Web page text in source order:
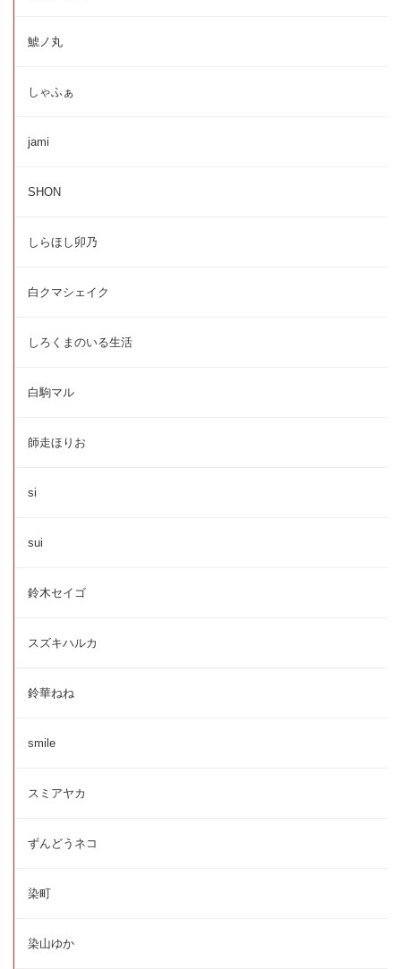
鯱ノ丸
しゃふぁ
jami
SHON
しらほし卯乃
白クマシェイク
しろくまのいる生活
白駒マル
師走ほりお
si
sui
鈴木セイゴ
スズキハルカ
鈴華ねね
smile
スミアヤカ
ずんどうネコ
染町
染山ゆか